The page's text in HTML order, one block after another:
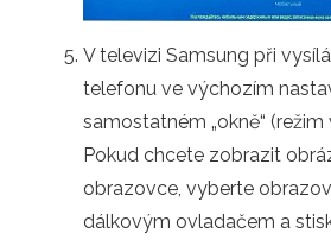
V televizi Samsung při
telefonu ve výchozím
samostatném „okně“
Pokud chcete zobrazit
obrazovce, vyberte
dálkovým ovladačem a